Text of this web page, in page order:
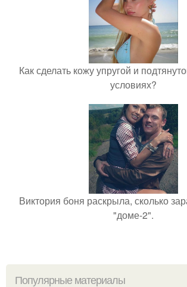
Как сделать кожу упругой и
условиях?
Виктория боня раскрыла, сколько
"доме-2".
Популярные материалы